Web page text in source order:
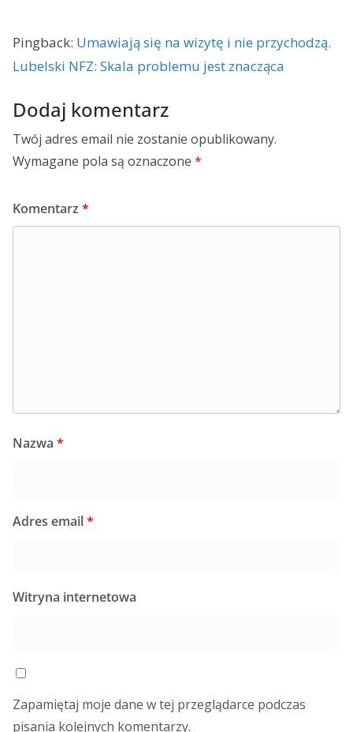
Pingback: Umawiają się na wizytę i nie przychodzą.
Lubelski NFZ: Skala problemu jest znacząca
Dodaj komentarz
Twój adres email nie zostanie opublikowany.
Wymagane pola są oznaczone *
Komentarz *
Nazwa *
Adres email*
Witryna internetowa
Zapamiętaj moje dane w tej przeglądarce podczas
pisania kolejnych komentarzy.